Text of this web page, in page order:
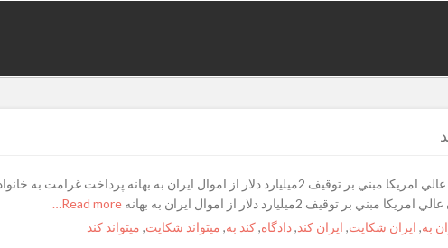
ايران میتواند از امريكا به دادگاه لاهه شكايت كندرای ديوان عالي امريكا مبني بر توقيف 2ميليارد دلار از
2ميليارد دلار از اموال ايران به بهانه
به, ايران شكايت, ايران كند,دادگاه,كند به, میتواند شكايت, میتواند كند